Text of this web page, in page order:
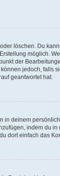
löschen. Du
möglich.
der
jedoch, falls
geantwortet hat.
deinem
indem du
dort einfach das